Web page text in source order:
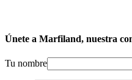
Únete a Marfiland, nuestra
Tu nombre